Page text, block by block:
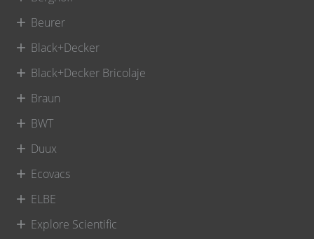
Beurer
Black+Decker
Black+Decker Bricolaje
Braun
BWT
Duux
Ecovacs
ELBE
Explore Scientific